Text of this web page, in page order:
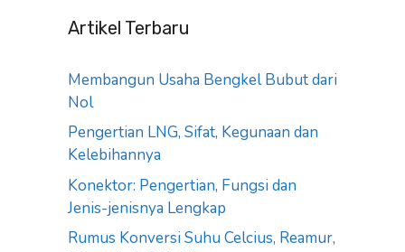
Artikel Terbaru
Membangun Usaha Bengkel Bubut dari
Nol
Pengertian LNG, Sifat, Kegunaan dan
Kelebihannya
Konektor: Pengertian, Fungsi dan
Jenis-jenisnya Lengkap
Rumus Konversi Suhu Celcius, Reamur,